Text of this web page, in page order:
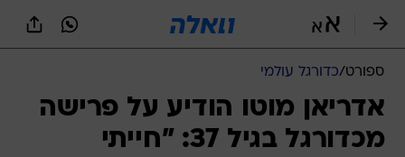
ספורט/כדורגל עולמי
אדריאן מוטו הודיע על פרישה
מכדורגל בגיל 37: "חייתי